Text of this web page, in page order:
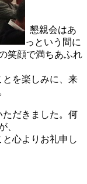
懇親会はあ
っという間に
笑顔で満ちあふれ
を楽しみに、来
だきました。何
、
心よりお礼申し